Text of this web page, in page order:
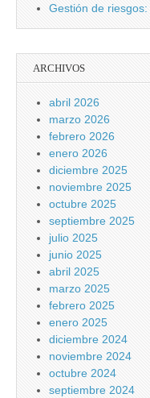
Gestión de
ARCHIVOS
abril 2026
marzo 2026
febrero 2026
enero 2026
diciembre 2025
noviembre 2025
octubre 2025
septiembre 2025
julio 2025
junio 2025
abril 2025
marzo 2025
febrero 2025
enero 2025
diciembre 2024
noviembre 2024
octubre 2024
septiembre 2024